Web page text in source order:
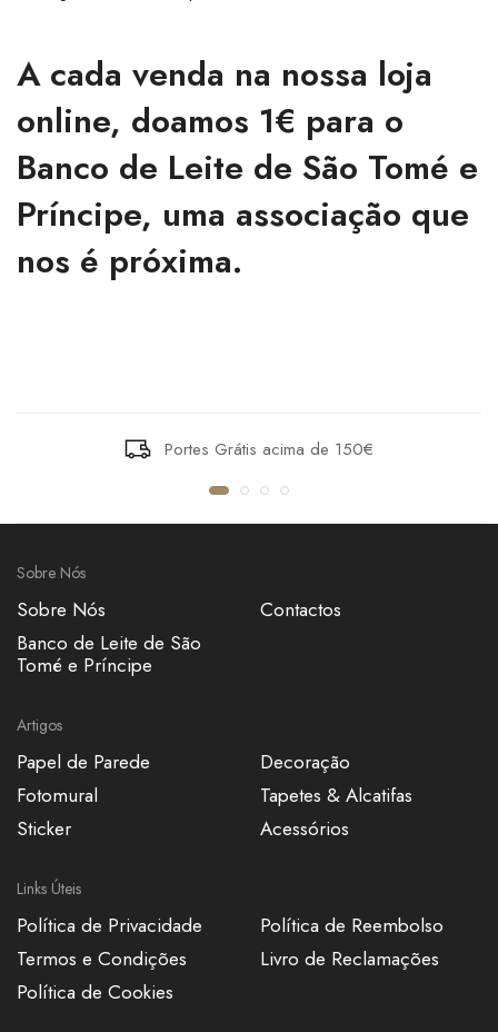
A cada venda na nossa loja
online, doamos 1€ para o
Banco de Leite de São Tomé e
Príncipe, uma associação que
nos é próxima.
Portes Grátis acima de 150€
Sobre Nós
Sobre Nós
Banco de Leite de São
Tomé e Príncipe
Contactos
Artigos
Papel de Parede
Fotomural
Sticker
Decoração
Tapetes & Alcatifas
Acessórios
Links Úteis
Política de Privacidade
Termos e Condições
Política de Cookies
Política de Reembolso
Livro de Reclamações